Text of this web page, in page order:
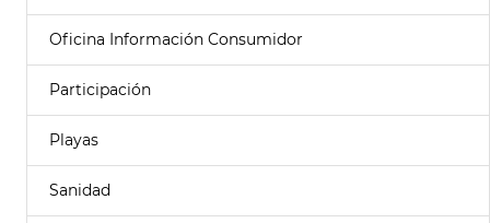
Oficina Información Consumidor
Participación
Playas
Sanidad